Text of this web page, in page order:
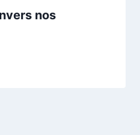
nos